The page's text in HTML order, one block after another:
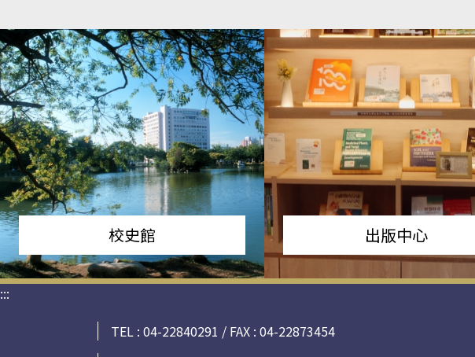
校史館 出版中心
:::
TEL : 04-22840291 / FAX : 04-22873454